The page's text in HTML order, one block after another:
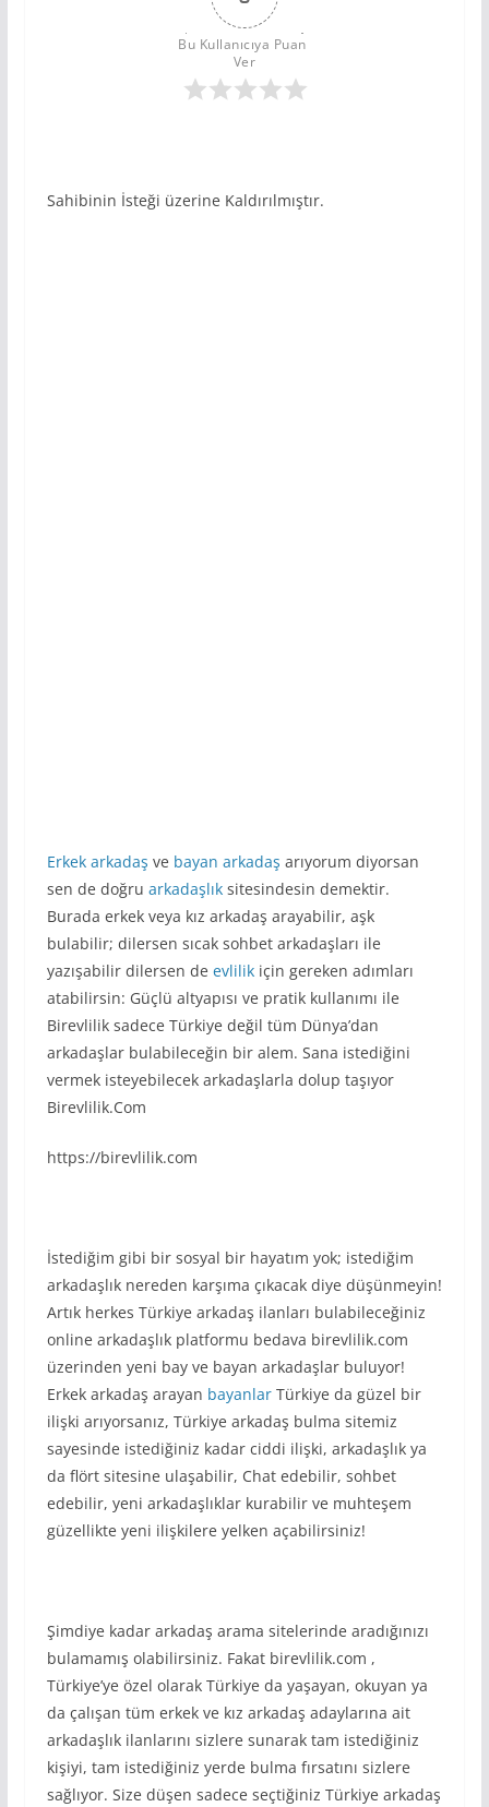
Bu Kullanıcıya Puan
Ver
Sahibinin İsteği üzerine Kaldırılmıştır.
Erkek arkadaş ve bayan arkadaş arıyorum diyorsan
sen de doğru arkadaşlıksitesindesin demektir.
Burada erkek veya kız arkadaş arayabilir, aşk
bulabilir; dilersen sıcak sohbet arkadaşları ile
yazışabilir dilersen de evlilikiçin gereken adımları
atabilirsin: Güçlü altyapısı ve pratik kullanımı ile
Birevlilik sadece Türkiye değil tüm Dünya’dan
arkadaşlar bulabileceğin bir alem. Sana istediğini
vermek isteyebilecek arkadaşlarla dolup taşıyor
Birevlilik.Com
https://birevlilik.com
İstediğim gibi bir sosyal bir hayatım yok; istediğim
arkadaşlık nereden karşıma çıkacak diye düşünmeyin!
Artık herkes Türkiye arkadaş ilanları bulabileceğiniz
online arkadaşlık platformu bedava birevlilik.com
üzerinden yeni bay ve bayan arkadaşlar buluyor!
Erkek arkadaş arayan bayanlarTürkiye da güzel bir
ilişki arıyorsanız, Türkiye arkadaş bulma sitemiz
sayesinde istediğiniz kadar ciddi ilişki, arkadaşlık ya
da flört sitesine ulaşabilir, Chat edebilir, sohbet
edebilir, yeni arkadaşlıklar kurabilir ve muhteşem
güzellikte yeni ilişkilere yelken açabilirsiniz!
Şimdiye kadar arkadaş arama sitelerinde aradığınızı
bulamamış olabilirsiniz. Fakat birevlilik.com ,
Türkiye’ye özel olarak Türkiye da yaşayan, okuyan ya
da çalışan tüm erkek ve kız arkadaş adaylarına ait
arkadaşlık ilanlarını sizlere sunarak tam istediğiniz
kişiyi, tam istediğiniz yerde bulma fırsatını sizlere
sağlıyor. Size düşen sadece seçtiğiniz Türkiye arkadaş